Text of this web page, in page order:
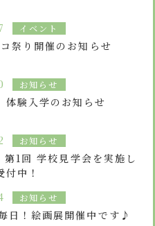
個人情報保護方針
イベント
祭り開催のお知らせ
お知らせ
験入学のお知らせ
お知らせ
1回 学校見学会を実施し
中！
お知らせ
日！絵画展開催中です♪